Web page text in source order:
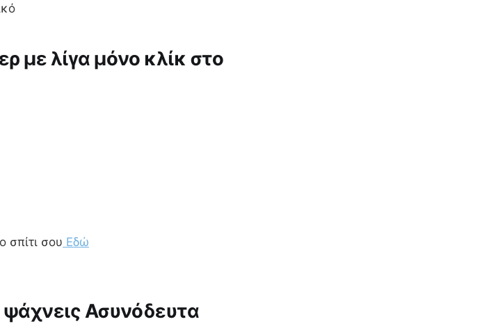
με λίγα μόνο κλίκ στο
σπίτι σου Εδώ
ψάχνεις Ασυνόδευτα